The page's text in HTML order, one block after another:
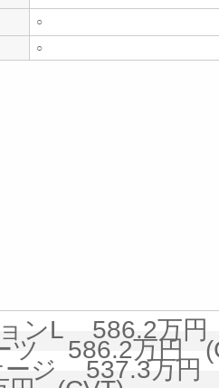
○
○
ョンL 586.2万
ツ 586.2万円
ージ 537.3万円